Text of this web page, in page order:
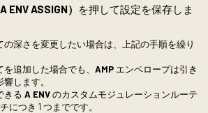
ENV ASSIGN）
を押して設定を保存しま
の深さを変更したい場合は、上記の手順を繰り
追加した場合でも、 AMP エンベロープは引き
します。
きる A ENVのカスタムモジュレーションルーテ
につき 1 つまでです。